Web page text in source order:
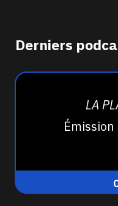
Derniers
LA